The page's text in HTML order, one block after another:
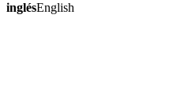
inglésEnglish